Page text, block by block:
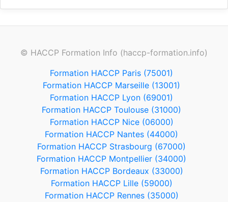
© HACCP Formation Info (haccp-formation.info)
Formation HACCP Paris (75001)
Formation HACCP Marseille (13001)
Formation HACCP Lyon (69001)
Formation HACCP Toulouse (31000)
Formation HACCP Nice (06000)
Formation HACCP Nantes (44000)
Formation HACCP Strasbourg (67000)
Formation HACCP Montpellier (34000)
Formation HACCP Bordeaux (33000)
Formation HACCP Lille (59000)
Formation HACCP Rennes (35000)